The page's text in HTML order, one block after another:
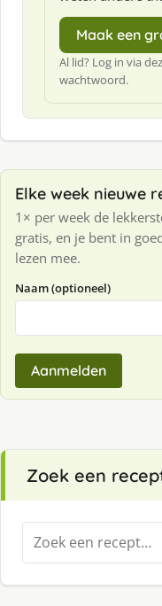
Maak een
Al lid? Log in via
wachtwoord.
Elke week nieuwe
1× per week de
gratis, en je bent in
lezen mee.
Naam (optioneel)
Aanmelden
Zoek een
Zoeken
naar: